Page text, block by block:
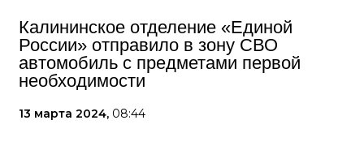
Калининское отделение «Единой
России» отправило в зону СВО
автомобиль с предметами первой
необходимости
13 марта 2024, 08:44